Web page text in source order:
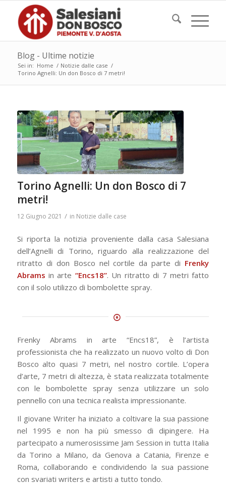
Blog - Ultime notizie
Sei in: Home / Notizie dalle case /
Torino Agnelli: Un don Bosco di 7 metri!
Torino Agnelli: Un don Bosco di 7
metri!
12 Giugno 2021 / in Notizie dalle case
Si riporta la notizia proveniente dalla casa Salesiana
dell’Agnelli di Torino, riguardo alla realizzazione del
ritratto di don Bosco nel cortile da parte di Frenky
Abrams in arte “Encs18”. Un ritratto di 7 metri fatto
con il solo utilizzo di bombolette spray.
Frenky Abrams in arte “Encs18”, è l’artista
professionista che ha realizzato un nuovo volto di Don
Bosco alto quasi 7 metri, nel nostro cortile. L’opera
d’arte, 7 metri di altezza, è stata realizzata totalmente
con le bombolette spray senza utilizzare un solo
pennello con una tecnica realista impressionante.
Il giovane Writer ha iniziato a coltivare la sua passione
nel 1995 e non ha più smesso di dipingere. Ha
partecipato a numerosissime Jam Session in tutta Italia
da Torino a Milano, da Genova a Catania, Firenze e
Roma, collaborando e condividendo la sua passione
con svariati writers e artisti a tutto tondo.